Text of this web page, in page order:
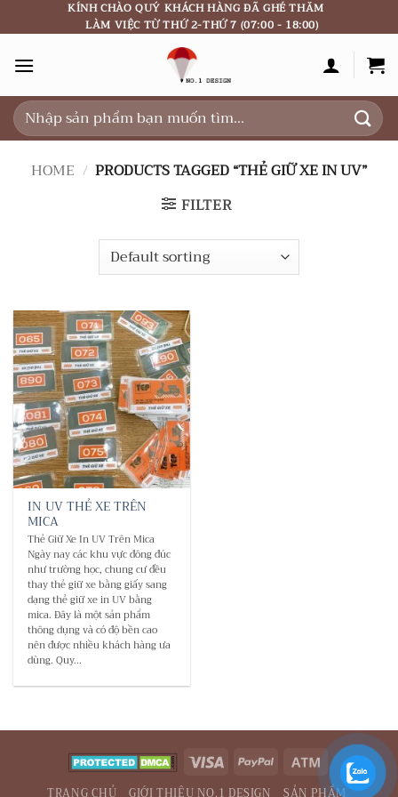
to
content
KÍNH CHÀO QUÝ KHÁCH HÀNG ĐÃ GHÉ THĂM
LÀM VIỆC TỪ THỨ 2-THỨ 7 (07:00 - 18:00)
Search
for:
HOME / PRODUCTS TAGGED “THẺ GIỮ XE IN UV”
FILTER
IN UV THẺ XE TRÊN
MICA
Thẻ Giữ Xe In UV Trên Mica
Ngày nay các khu vực đông đúc
như trường học, chung cư đều
thay thẻ giữ xe bằng giấy sang
dạng thẻ giữ xe in UV bằng
mica. Đây là một sản phẩm
thông dụng và có độ bền cao
nên được nhiều khách hàng ưa
dùng. Quy...
Visa PayPal Atm